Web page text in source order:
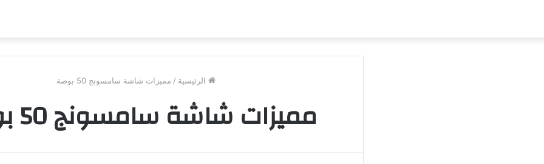
الرئيسية / مميزات شاشة سامسونج 50 بوصة
مميزات شاشة سامسونج 50 بوصة